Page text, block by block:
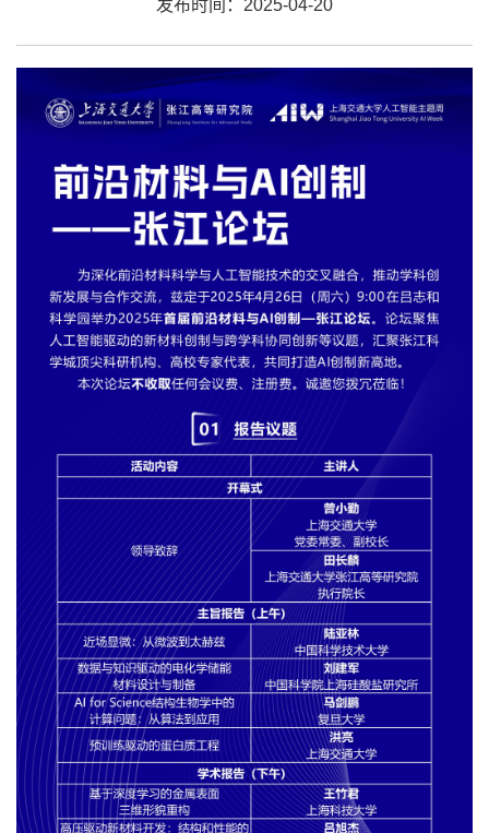
发布时间：2025-04-20